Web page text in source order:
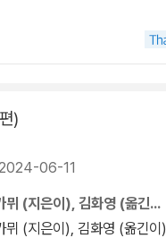
)
06-11
뮈 (지은이), 김화영 (옮긴...
이), 김화영 (옮긴이) 책세상 2012-06-